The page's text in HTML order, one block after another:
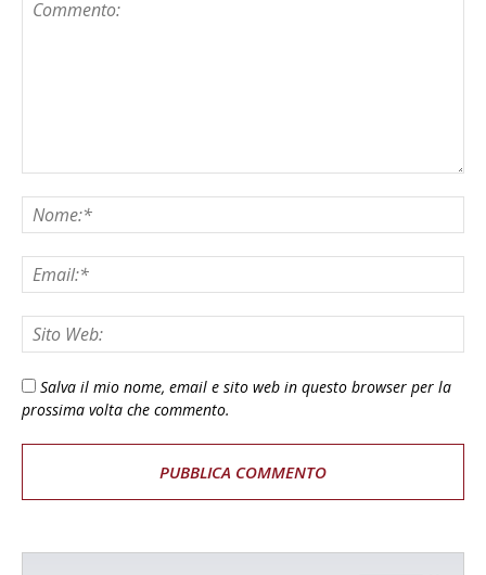
Salva il mio nome, email e sito web in questo browser per la
prossima volta che commento.